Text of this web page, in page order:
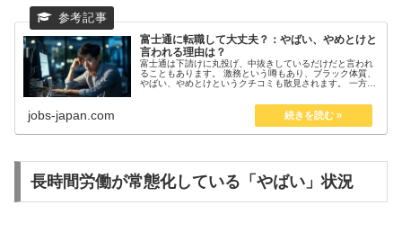
富士通に転職して大丈夫？：やばい、やめとけと
言われる理由は？
富士通は下請けに丸投げ、中抜きしているだけだと言われ
ることもあります。 激務という噂もあり、ブラック体質、
やばい、やめとけというクチコミも散見されます。 一方
おり入社難易度が高いのも事実で...
jobs-japan.com
長時間労働が常態化している「やばい」状況